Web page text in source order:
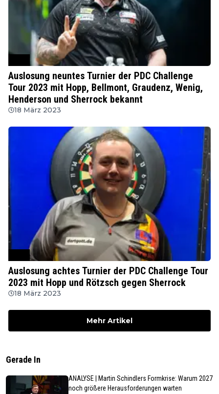
Auslosung neuntes Turnier der PDC Challenge
Tour 2023 mit Hopp, Bellmont, Graudenz, Wenig,
Henderson und Sherrock bekannt
18 März 2023
Auslosung achtes Turnier der PDC Challenge Tour
2023 mit Hopp und Rötzsch gegen Sherrock
18 März 2023
Mehr Artikel
Gerade In
ANALYSE | Martin Schindlers Formkrise: Warum 2027
noch größere Herausforderungen warten